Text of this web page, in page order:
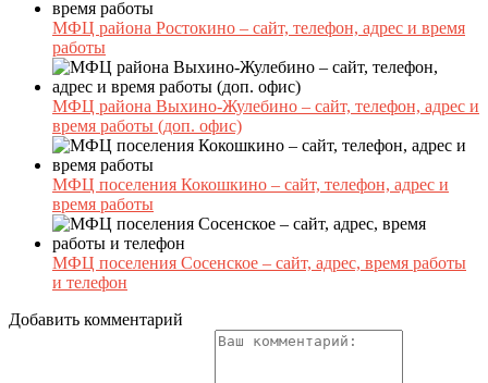
МФЦ района Ростокино – сайт, телефон, адрес и время
работы
МФЦ района Выхино-Жулебино – сайт, телефон, адрес и
время работы (доп. офис)
МФЦ поселения Кокошкино – сайт, телефон, адрес и
время работы
МФЦ поселения Сосенское – сайт, адрес, время работы
и телефон
Добавить комментарий